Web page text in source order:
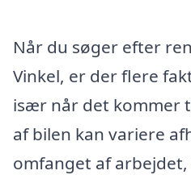
Når du søger efter
Vinkel, er der flere
især når det kommer
af bilen kan variere
omfanget af